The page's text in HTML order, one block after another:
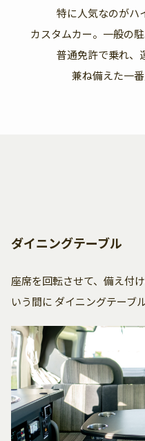
特に人気なのがハ
カスタムカー。一般の
普通免許で乗れ、
兼ね備えた一
ダイニングテーブル
座席を回転させて、備え付
いう間に ダイニングテーブ